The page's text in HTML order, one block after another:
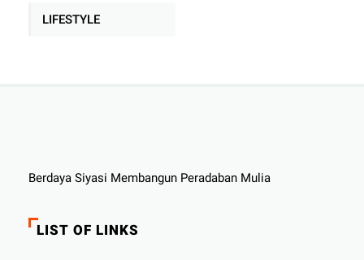
LIFESTYLE
Berdaya Siyasi Membangun Peradaban Mulia
LIST OF LINKS